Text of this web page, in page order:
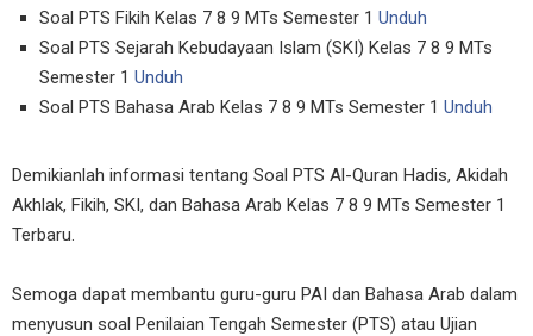
Soal PTS Fikih Kelas 7 8 9 MTs Semester 1 Unduh
Soal PTS Sejarah Kebudayaan Islam (SKI) Kelas 7 8 9 MTs
Semester 1 Unduh
Soal PTS Bahasa Arab Kelas 7 8 9 MTs Semester 1 Unduh
Demikianlah informasi tentang Soal PTS Al-Quran Hadis, Akidah
Akhlak, Fikih, SKI, dan Bahasa Arab Kelas 7 8 9 MTs Semester 1
Terbaru.
Semoga dapat membantu guru-guru PAI dan Bahasa Arab dalam
menyusun soal Penilaian Tengah Semester (PTS) atau Ujian